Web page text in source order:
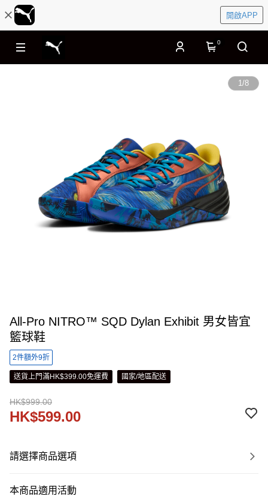
開啟APP
0
1/8
All-Pro NITRO™ SQD Dylan Exhibit 男女皆宜
籃球鞋
2件額外9折
送貨上門滿HK$399.00免運費 國家/地區配送
HK$999.00
HK$599.00
請選擇商品選項
本商品適用活動